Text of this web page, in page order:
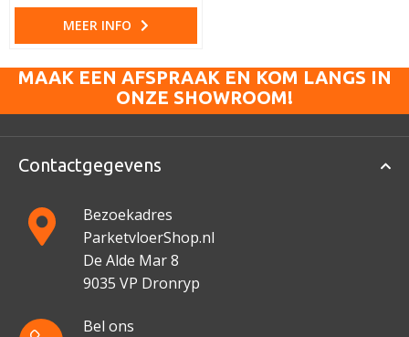
MEER INFO
MAAK EEN AFSPRAAK EN KOM LANGS IN
ONZE SHOWROOM!
Contactgegevens
Bezoekadres
ParketvloerShop.nl
De Alde Mar 8
9035 VP Dronryp
Bel ons